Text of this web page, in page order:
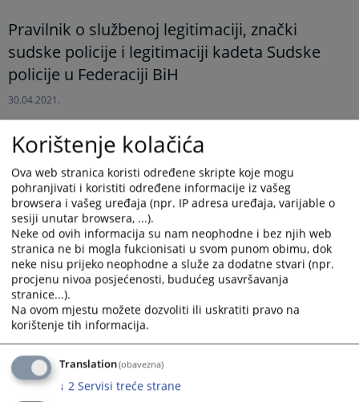
Pravilnik o službenoj legitimaciji, znački
sudske policije i legitimaciji kadeta Sudske
policije u Federaciji BiH
30.04.2021.
Prikazana vijest je na : Bosanski jezik
Prateći dokumenti
Pravilnik o službenoj legitimaciji, znački sudske policije i
legitimaciji kadeta Sudske policije u Federaciji BiH - BS
Pravilnik o službenoj legitimaciji, znački sudske policije i
legitimaciji kadeta Sudske policije u Federaciji BiH - HR
Pravilnik o službenoj legitimaciji, znački sudske policije i
legitimaciji kadeta Sudske policije u Federaciji BiH - SR
10158
Korištenje kolačića
Ova web stranica koristi određene skripte koje mogu
pohranjivati i koristiti određene informacije iz vašeg
browsera i vašeg uređaja (npr. IP adresa uređaja, varijable o
sesiji unutar browsera, ...).
Neke od ovih informacija su nam neophodne i bez njih web
stranica ne bi mogla fukcionisati u svom punom obimu, dok
neke nisu prijeko neophodne a služe za dodatne stvari (npr.
procjenu nivoa posjećenosti, budućeg usavršavanja
stranice...).
Na ovom mjestu možete dozvoliti ili uskratiti pravo na
korištenje tih informacija.
Translation(obavezna)
↓ 2 Servisi treće strane